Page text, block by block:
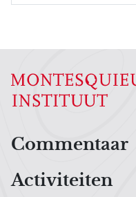
Commentaar
Activiteiten